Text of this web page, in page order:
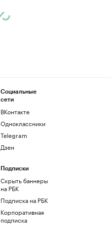
Социальные
сети
ВКонтакте
Одноклассники
Telegram
Дзен
Подписки
Скрыть баннеры
на РБК
Подписка на РБК
Корпоративная
подписка